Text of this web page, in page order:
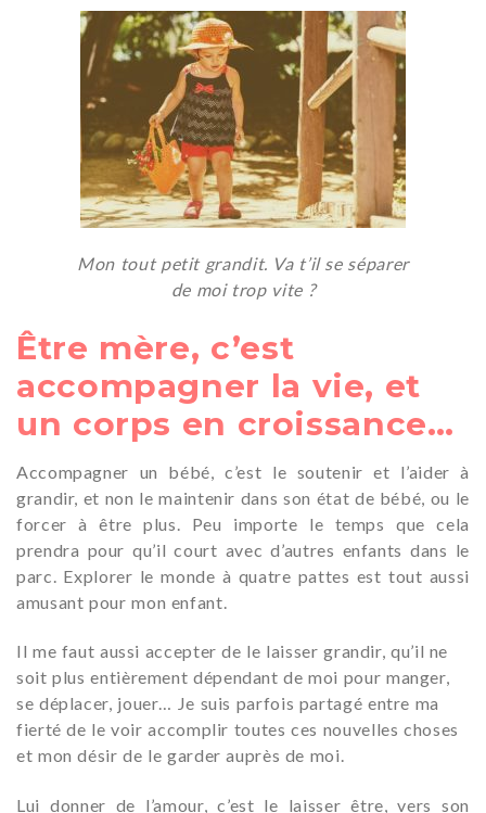
Mon tout petit grandit. Va t’il se séparer
de moi trop vite ?
Être mère, c’est
accompagner la vie, et
un corps en croissance…
Accompagner un bébé, c’est le soutenir et l’aider à
grandir, et non le maintenir dans son état de bébé, ou le
forcer à être plus. Peu importe le temps que cela
prendra pour qu’il court avec d’autres enfants dans le
parc. Explorer le monde à quatre pattes est tout aussi
amusant pour mon enfant.
Il me faut aussi accepter de le laisser grandir, qu’il ne
soit plus entièrement dépendant de moi pour manger,
se déplacer, jouer… Je suis parfois partagé entre ma
fierté de le voir accomplir toutes ces nouvelles choses
et mon désir de le garder auprès de moi.
Lui donner de l’amour, c’est le laisser être, vers son